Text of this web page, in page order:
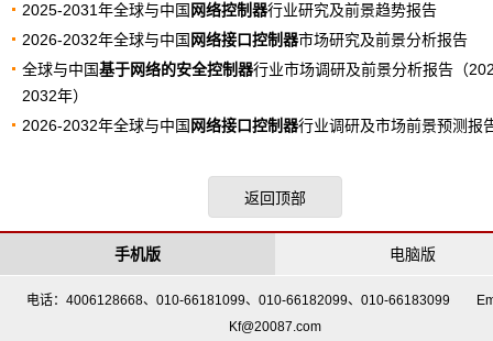
2025-2031年全球与中国 网络控制器行业研究及前景趋势报告
2026-2032年全球与中国 网络接口控制器市场研究及前景分析报告
全球与中国基于网络的安全控制器行业市场调研及前景分析报告（
2032年）
2026-2032年全球与中国 网络接口控制器行业调研及市场前景预测报
返回顶部
电脑版
手机版
电话：4006128668、010-66181099、010-66182099、010-66183099
Kf@20087.com